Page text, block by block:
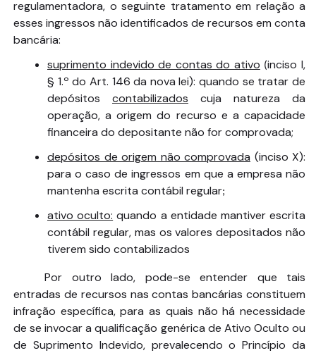
regulamentadora, o seguinte tratamento em relação a
esses ingressos não identificados de recursos em conta
bancária:
suprimento indevido de contas do ativo (inciso I,
§ 1.º do Art. 146 da nova lei): quando se tratar de
depósitos
contabilizados
cuja natureza da
operação, a origem do recurso e a capacidade
financeira do depositante não for comprovada;
depósitos de origem não comprovada (inciso X):
para o caso de ingressos em que a empresa não
mantenha escrita contábil regular;
ativo oculto: quando a entidade mantiver escrita
contábil regular, mas os valores depositados não
tiverem sido contabilizados
Por outro lado, pode-se entender que tais
entradas de recursos nas contas bancárias constituem
infração específica, para as quais não há necessidade
de se invocar a qualificação genérica de Ativo Oculto ou
de Suprimento Indevido, prevalecendo o Princípio da